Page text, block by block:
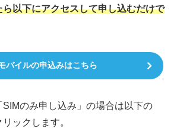
以下にアクセスして申し込むだけで
バイルの申込みはこちら
のみ申し込み」の場合は以下の
ックします。